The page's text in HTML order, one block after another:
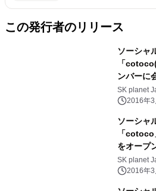
この発行者のリリース
ソーシャ
「
ンバーに
招待券や
スターが
SK planet
2016年
ソーシャ
「
をオープ
SK planet
2016年